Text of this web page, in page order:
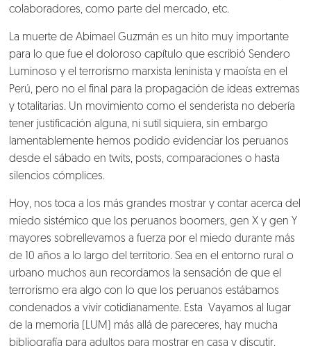
Nosotros
Clientes
Lo que hacemos
Blog
Talento
colaboradores, como parte del mercado, etc.
La muerte de Abimael Guzmán es un hito muy importante
para lo que fue el doloroso capítulo que escribió Sendero
Luminoso y el terrorismo marxista leninista y maoísta en el
Perú, pero no el final para la propagación de ideas extremas
y totalitarias. Un movimiento como el senderista no debería
tener justificación alguna, ni sutil siquiera, sin embargo
lamentablemente hemos podido evidenciar los peruanos
desde el sábado en twits, posts, comparaciones o hasta
silencios cómplices.
Hoy, nos toca a los más grandes mostrar y contar acerca del
miedo sistémico que los peruanos boomers, gen X y gen Y
mayores sobrellevamos a fuerza por el miedo durante más
de 10 años a lo largo del territorio. Sea en el entorno rural o
urbano muchos aun recordamos la sensación de que el
terrorismo era algo con lo que los peruanos estábamos
condenados a vivir cotidianamente. Esta Vayamos al lugar
de la memoria (LUM) más allá de pareceres, hay mucha
bibliografía para adultos para mostrar en casa y discutir.